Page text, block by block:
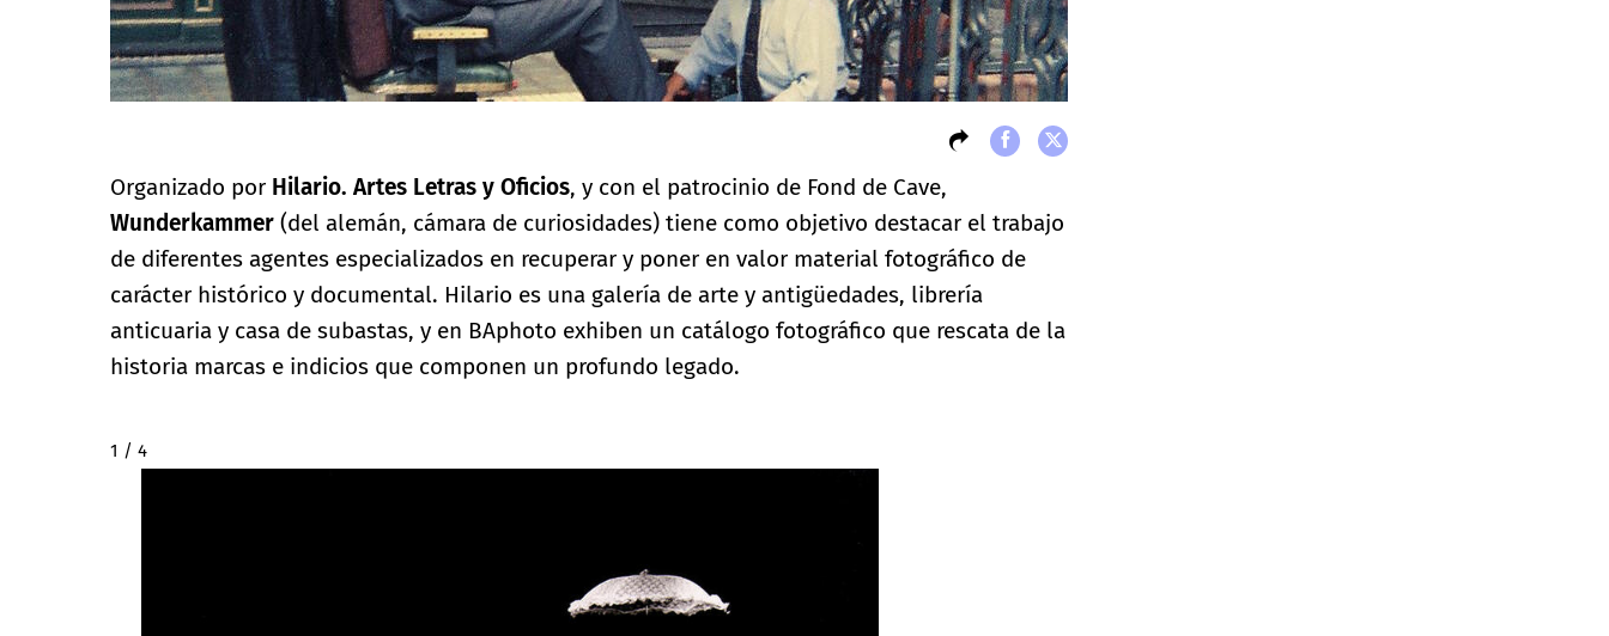
Organizado por Hilario. Artes Letras y Oficios, y con el patrocinio de Fond de Cave,
Wunderkammer (del alemán, cámara de curiosidades) tiene como objetivo destacar el trabajo
de diferentes agentes especializados en recuperar y poner en valor material fotográfico de
carácter histórico y documental. Hilario es una galería de arte y antigüedades, librería
anticuaria y casa de subastas, y en BAphoto exhiben un catálogo fotográfico que rescata de la
historia marcas e indicios que componen un profundo legado.
2 / 4